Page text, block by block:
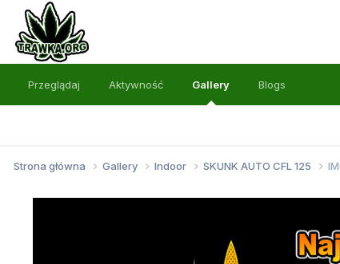
Przeglądaj Aktywność Gallery Blogs
Strona główna Gallery Indoor SKUNK AUTO CFL 125